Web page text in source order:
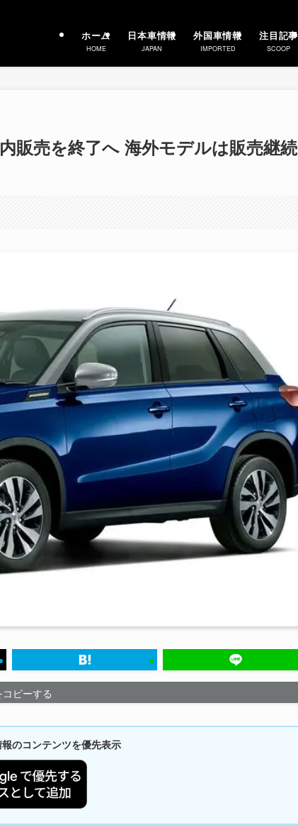
ホーム
HOME
日本車情報
JAPAN
外国車情報
IMPORTED
注目記事
SCOOP
販売を終了へ 海外モデルは販売継続
ピーする
のコンテンツを優先表示